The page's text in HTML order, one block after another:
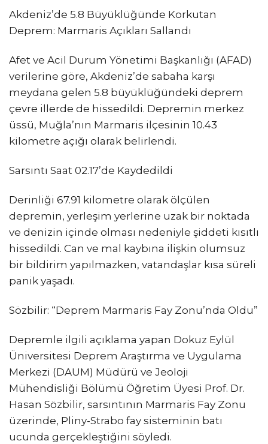
Akdeniz’de 5.8 Büyüklüğünde Korkutan
Deprem: Marmaris Açıkları Sallandı
Afet ve Acil Durum Yönetimi Başkanlığı (AFAD)
verilerine göre, Akdeniz’de sabaha karşı
meydana gelen 5.8 büyüklüğündeki deprem
çevre illerde de hissedildi. Depremin merkez
üssü, Muğla’nın Marmaris ilçesinin 10.43
kilometre açığı olarak belirlendi.
Sarsıntı Saat 02.17’de Kaydedildi
Derinliği 67.91 kilometre olarak ölçülen
depremin, yerleşim yerlerine uzak bir noktada
ve denizin içinde olması nedeniyle şiddeti kısıtlı
hissedildi. Can ve mal kaybına ilişkin olumsuz
bir bildirim yapılmazken, vatandaşlar kısa süreli
panik yaşadı.
Sözbilir: “Deprem Marmaris Fay Zonu’nda Oldu”
Depremle ilgili açıklama yapan Dokuz Eylül
Üniversitesi Deprem Araştırma ve Uygulama
Merkezi (DAUM) Müdürü ve Jeoloji
Mühendisliği Bölümü Öğretim Üyesi Prof. Dr.
Hasan Sözbilir, sarsıntının Marmaris Fay Zonu
üzerinde, Pliny-Strabo fay sisteminin batı
ucunda gerçekleştiğini söyledi.